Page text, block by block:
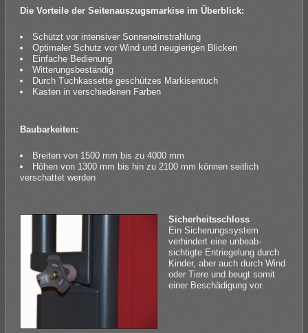
Die Vorteile der Seitenauszugsmarkise im Überblick:
Schützt vor intensiver Sonneneinstrahlung
Optimaler Schutz vor Wind und neugierigen Blicken
Einfache Bedienung
Witterungsbeständig
Durch Tuchkassette geschützes Markisentuch
Kasten in verschiedenen Farben
Baubarkeiten:
Breiten von 1500 mm bis zu 4000 mm
Höhen von 1300 mm bis hin zu 2100 mm können seitlich
verschattet werden
Sicherheitsschloss
Ein Sicherungssystem
verhindert eine unbeab­
sichtigte Entriegelung durch
Kinder, aber auch durch Wind
oder Tiere und beugt somit
einer Beschä­digung vor.